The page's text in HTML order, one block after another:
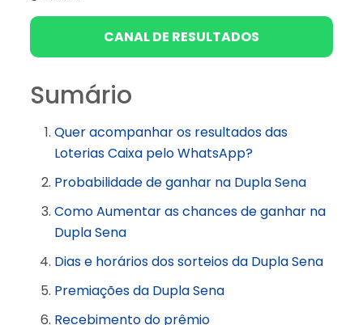
CANAL DE RESULTADOS
Sumário
Quer acompanhar os resultados das
Loterias Caixa pelo WhatsApp?
Probabilidade de ganhar na Dupla Sena
Como Aumentar as chances de ganhar na
Dupla Sena
Dias e horários dos sorteios da Dupla Sena
Premiações da Dupla Sena
Recebimento do prêmio